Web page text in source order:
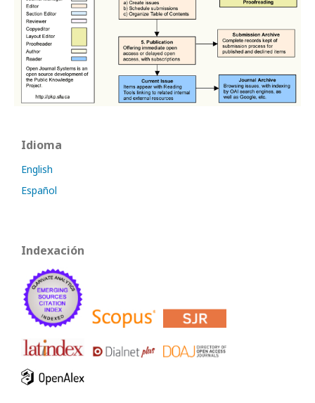
Idioma
English
Español
Indexación